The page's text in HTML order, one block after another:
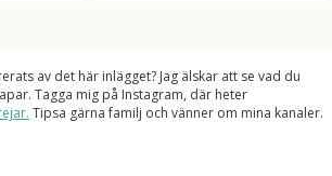
av det här inlägget? Jag älskar att se vad du
Tagga mig på Instagram, där heter
Tipsa gärna familj och vänner om mina kanaler.